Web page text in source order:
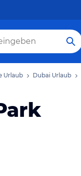
Urlaub Dubai Urlaub